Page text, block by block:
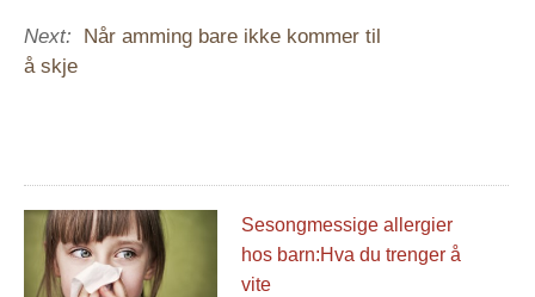
Next:
Når amming bare ikke kommer til
å skje
Sesongmessige allergier
hos barn:Hva du trenger å
vite